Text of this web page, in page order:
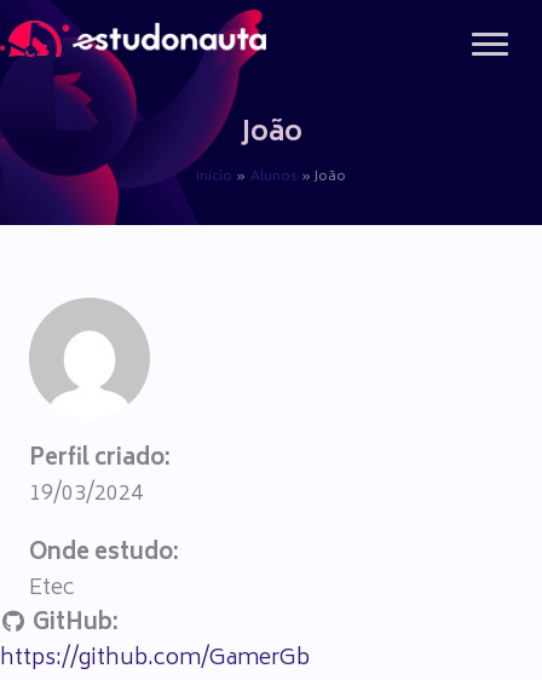
para
conteúdo
João
Início Alunos João
Perfil criado:
19/03/2024
Onde estudo:
Etec
GitHub:
https://github.com/GamerGb